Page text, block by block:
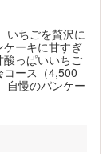
いちごを贅沢に
ーキに甘すぎ
っぱいいちご
ース（4,500
自慢のパンケー